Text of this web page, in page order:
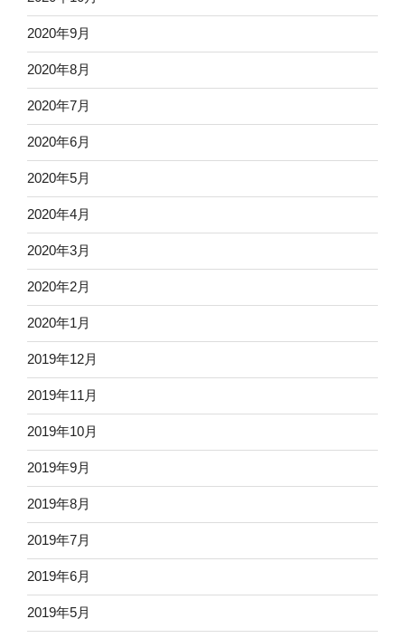
2020年9月
2020年8月
2020年7月
2020年6月
2020年5月
2020年4月
2020年3月
2020年2月
2020年1月
2019年12月
2019年11月
2019年10月
2019年9月
2019年8月
2019年7月
2019年6月
2019年5月